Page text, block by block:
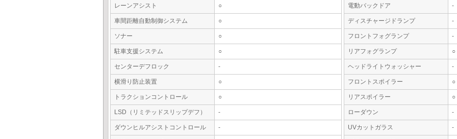
レーンアシスト ○
車間距離自動制御システム ○
ソナー ○
駐車支援システム ○
センターデフロック -
横滑り防止装置 ○
トラクションコントロール ○
LSD（リミテッドスリップデフ） -
ダウンヒルアシストコントロール -
電動バックドア -
ディスチャージドランプ -
フロントフォグランプ -
リアフォグランプ ○
ヘッドライトウォッシャー -
フロントスポイラー ○
リアスポイラー ○
ローダウン -
UVカットガラス -